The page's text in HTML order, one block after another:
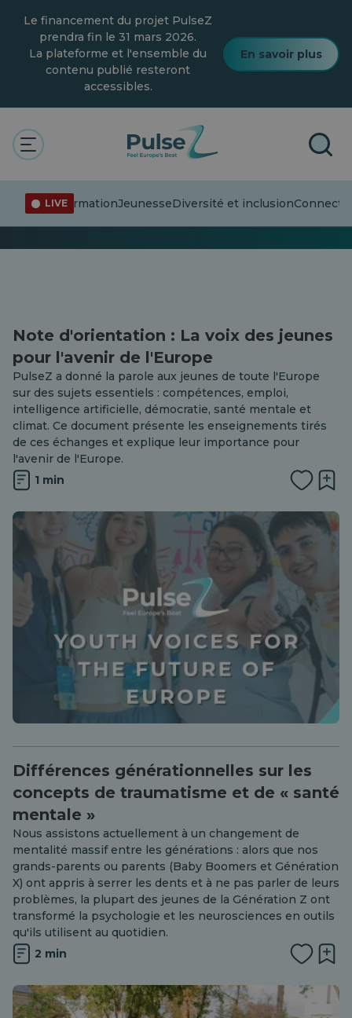
content
Le financement du projet PulseZ
prendra fin le 31 mars 2026.
La plateforme et l'ensemble du
contenu publié resteront
accessibles.
En savoir plus
LIVE
DésinformationJeunesseDiversité et inclusion
Le pouls
Général
0 Suiveur · 215 histoires
Note d'orientation : La voix des jeunes
pour l'avenir de l'Europe
PulseZ a donné la parole aux jeunes de toute l'Europe
sur des sujets essentiels : compétences, emploi,
intelligence artificielle, démocratie, santé mentale et
climat. Ce document présente les enseignements tirés
de ces échanges et explique leur importance pour
l'avenir de l'Europe.
1 min
Différences générationnelles sur les
concepts de traumatisme et de « santé
mentale »
Nous assistons actuellement à un changement de
mentalité massif entre les générations : alors que nos
grands-parents ou parents (Baby Boomers et Génération
X) ont appris à serrer les dents et à ne pas parler de leurs
problèmes, la plupart des jeunes de la Génération Z ont
transformé la psychologie et les neurosciences en outils
qu'ils utilisent au quotidien.
2 min